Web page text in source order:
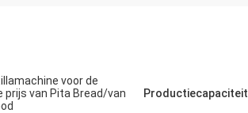
voor de
prijs van Pita Bread/van
Productiecapaciteit